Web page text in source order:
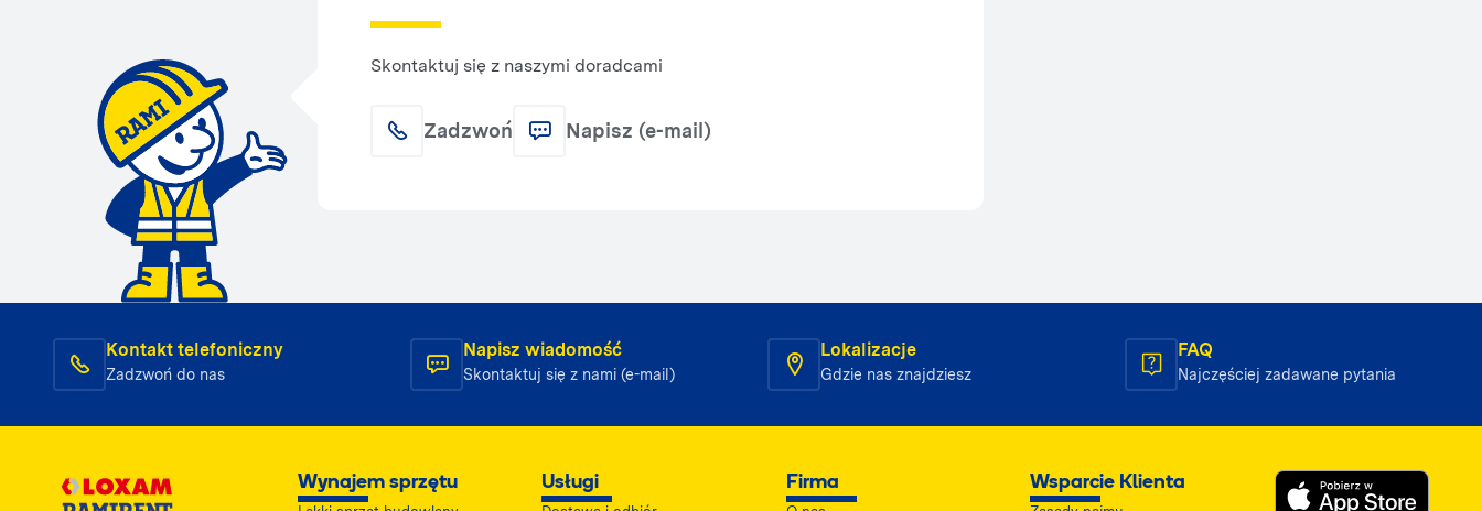
Skontaktuj się z naszymi doradcami
Zadzwoń Napisz (e-mail)
Kontakt telefoniczny
Zadzwoń do nas
Napisz wiadomość
Skontaktuj się z nami (e-mail)
Lokalizacje
Gdzie nas znajdziesz
FAQ
Najczęściej zadawane pytania
Wynajem sprzętu Usługi Firma Wsparcie Klienta